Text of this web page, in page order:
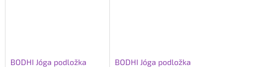
BODHI Jóga podložka
BODHI Jóga podložka